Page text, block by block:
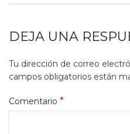
DEJA UNA
Tu dirección de correo
campos obligatorios están
Comentario *